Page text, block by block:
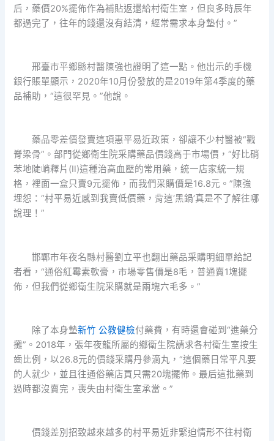
后，藥價20%擺佈作為補貼返還給村衛生室，但良多時辰年
都過完了，往年的錢還沒有結清，經常需求本身墊付。”
邢臺市平鄉縣村醫陳強也證明了這一點。他出示的手機
銀行賬單顯示，2020年10月份發放的是2019年第4季度的藥
品補助，“這很罕見。”他說。
藥品零差價發賣這項惠平易近政策，卻讓不少村醫被“戳
脊梁骨”。部門從鄉衛生院采購藥品價錢高于市場價，“好比硝
苯地陡峭釋片(Ⅱ)這種治高血壓的常用藥，統一店家統一規
格，裡面一盒只賣9元擺佈，而我們采購價是16.8元。”陳強
埋怨：“村平易近感到我賣低價藥，背這‘黑鍋’真是不了解往哪
說理！”
邯鄲市年夜名縣村醫劉立平也翻出藥品采購明細單給記
者看，“通俗紅霉素軟膏，市場零售價是8毛，普通賣1塊擺
佈，但我們從鄉衛生院采購就是兩塊六毛多。”
除了本身墊新竹 公教健檢付藥費，有時還會碰到“進藥分
攤”。2018年，張年夜龍所屬的鄉衛生院請求各村衛生室按生
齒比例，以26.8元的價錢采購丹參滴丸，“這個藥日常平凡要
的人就少，並且往通俗藥店買只需20塊擺佈。最后這批藥到
過時都沒賣完，喪失由村衛生室承當。”
價錢差別招致越來越多的村平易近非緊迫情形不往村衛